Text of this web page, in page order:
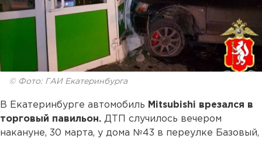
© Фото: ГАИ Екатеринбурга
В Екатеринбурге автомобиль Mitsubishi врезался в
торговый павильон. ДТП случилось вечером
накануне, 30 марта, у дома №43 в переулке Базовый,